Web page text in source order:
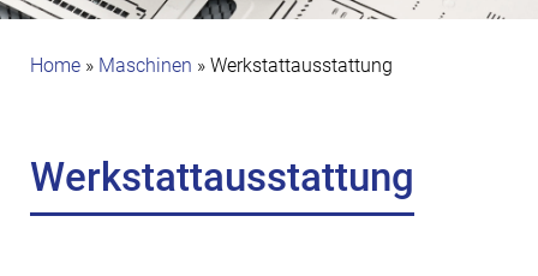
Home » Maschinen » Werkstattausstattung
Werkstattausstattung